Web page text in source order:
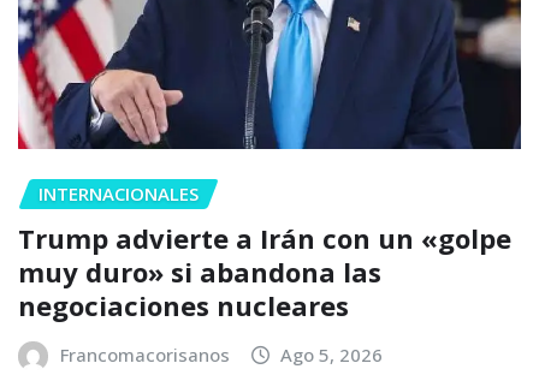
INTERNACIONALES
Trump advierte a Irán con un «golpe
muy duro» si abandona las
negociaciones nucleares
Francomacorisanos Ago 5, 2026